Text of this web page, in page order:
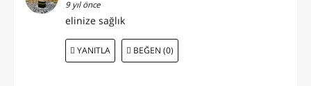
9 yıl önce
elinize sağlık
YANITLA BEĞEN (0)